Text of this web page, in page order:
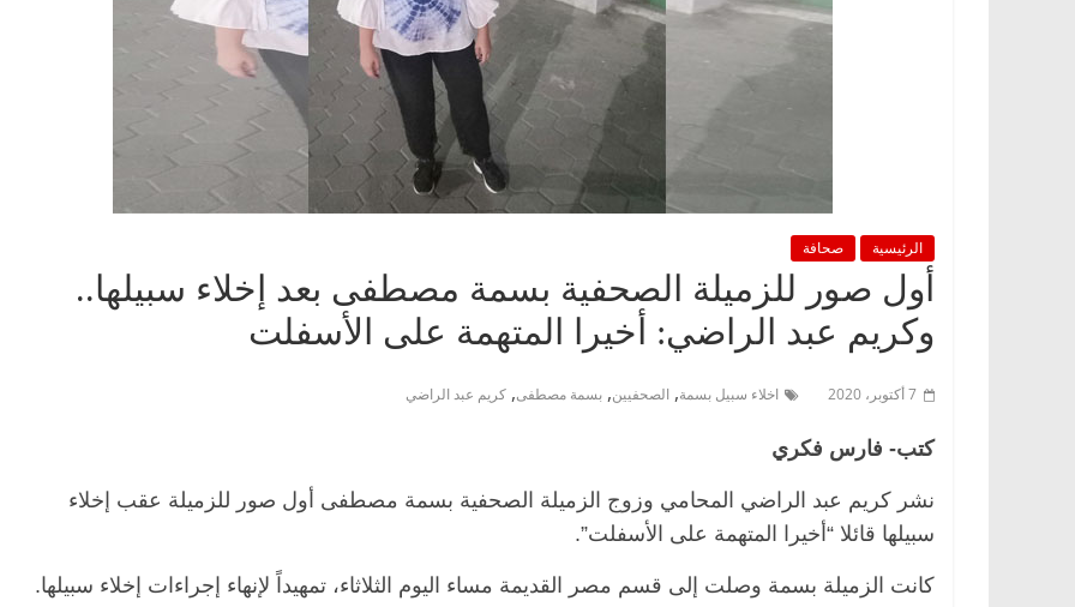
الرئيسية صحافة
أول صور للزميلة الصحفية بسمة مصطفى بعد إخلاء سبيلها..
وكريم عبد الراضي: أخيرا المتهمة على الأسفلت
7 أكتوبر، 2020 اخلاء سبيل بسمة, الصحفيين, بسمة مصطفى, كريم عبد الراضي
كتب- فارس فكري
نشر كريم عبد الراضي المحامي وزوج الزميلة الصحفية بسمة مصطفى أول صور للزميلة عقب إخلاء
سبيلها قائلا “أخيرا المتهمة على الأسفلت”.
كانت الزميلة بسمة وصلت إلى قسم مصر القديمة مساء اليوم الثلاثاء، تمهيداً لإنهاء إجراءات إخلاء سبيلها.